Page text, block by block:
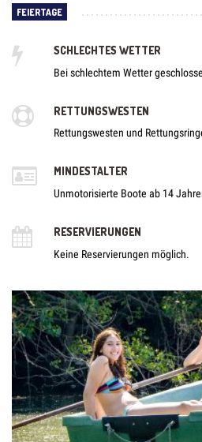
FEIERTAGE
SCHLECHTES WETTER
Bei schlechtem Wetter
RETTUNGSWESTEN
Rettungswesten und
MINDESTALTER
Unmotorisierte Boote ab 14
RESERVIERUNGEN
Keine Reservierungen möglich.